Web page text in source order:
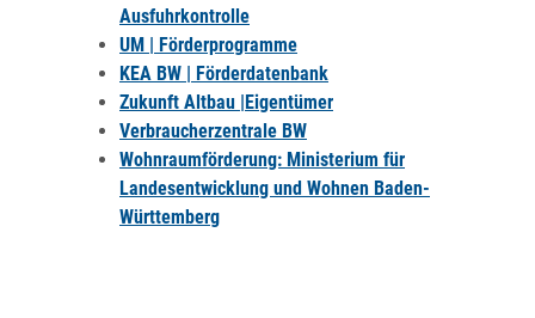
Ausfuhrkontrolle
UM | Förderprogramme
KEA BW | Förderdatenbank
Zukunft Altbau |Eigentümer
Verbraucherzentrale BW
Wohnraumförderung: Ministerium für
Landesentwicklung und Wohnen Baden-
Württemberg